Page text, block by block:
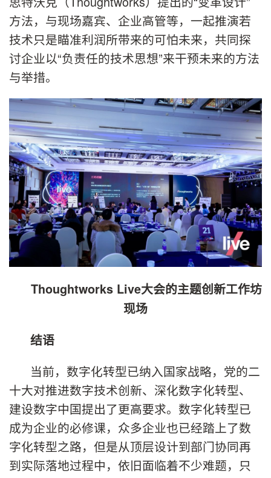
方法，与现场嘉宾、企业高管等，一起推演若
技术只是瞄准利润所带来的可怕未来，共同探
讨企业以“负责任的技术思想”来干预未来的方法
与举措。
Thoughtworks Live大会的主题创新工作坊
现场
结语
当前，数字化转型已纳入国家战略，党的二
十大对推进数字技术创新、深化数字化转型、
建设数字中国提出了更高要求。数字化转型已
成为企业的必修课，众多企业也已经踏上了数
字化转型之路，但是从顶层设计到部门协同再
到实际落地过程中，依旧面临着不少难题，只